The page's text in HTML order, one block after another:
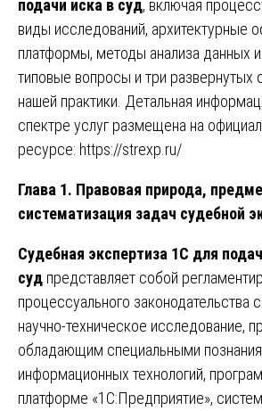
подачи иска в суд, включая
виды исследований, архитектурные
платформы, методы анализа данных
типовые вопросы и три развернутых
нашей практики. Детальная
спектре услуг размещена на
ресурсе: https://strexp.ru/
Глава 1. Правовая природа,
систематизация задач судебной
Судебная экспертиза 1С для
суд представляет собой
процессуального законодательства
научно-техническое исследование,
обладающим специальными
информационных технологий,
платформе «1С:Предприятие»,